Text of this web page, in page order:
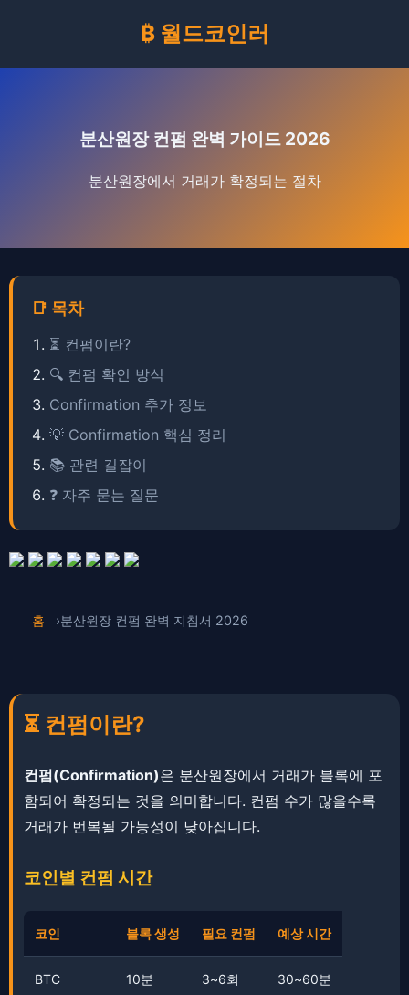
₿ 월드코인러
분산원장 컨펌 완벽 가이드 2026
분산원장에서 거래가 확정되는 절차
📑 목차
⏳ 컨펌이란?
🔍 컨펌 확인 방식
Confirmation 추가 정보
💡 Confirmation 핵심 정리
📚 관련 길잡이
❓ 자주 묻는 질문
홈 분산원장 컨펌 완벽 지침서 2026
⏳ 컨펌이란?
컨펌(Confirmation)은 분산원장에서 거래가 블록에 포
함되어 확정되는 것을 의미합니다. ​​​​컨펌 수가 많을수록
거래가 번복될 가능성이 낮아집니다.
코인별 컨펌 시간
코인 블록 생성 필요 컨펌 예상 시간
BTC 10분 3~6회 30~60분